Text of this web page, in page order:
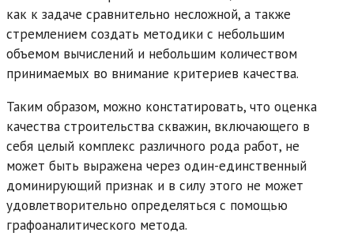
как к задаче сравнительно несложной, а также
стремлением создать методики с небольшим
объемом вычислений и небольшим количеством
принимаемых во внимание критериев качества.
Таким образом, можно констатировать, что оценка
качества строительства скважин, включающего в
себя целый комплекс различного рода работ, не
может быть выражена через один-единственный
доминирующий признак и в силу этого не может
удовлетворительно определяться с помощью
графоаналитического метода.